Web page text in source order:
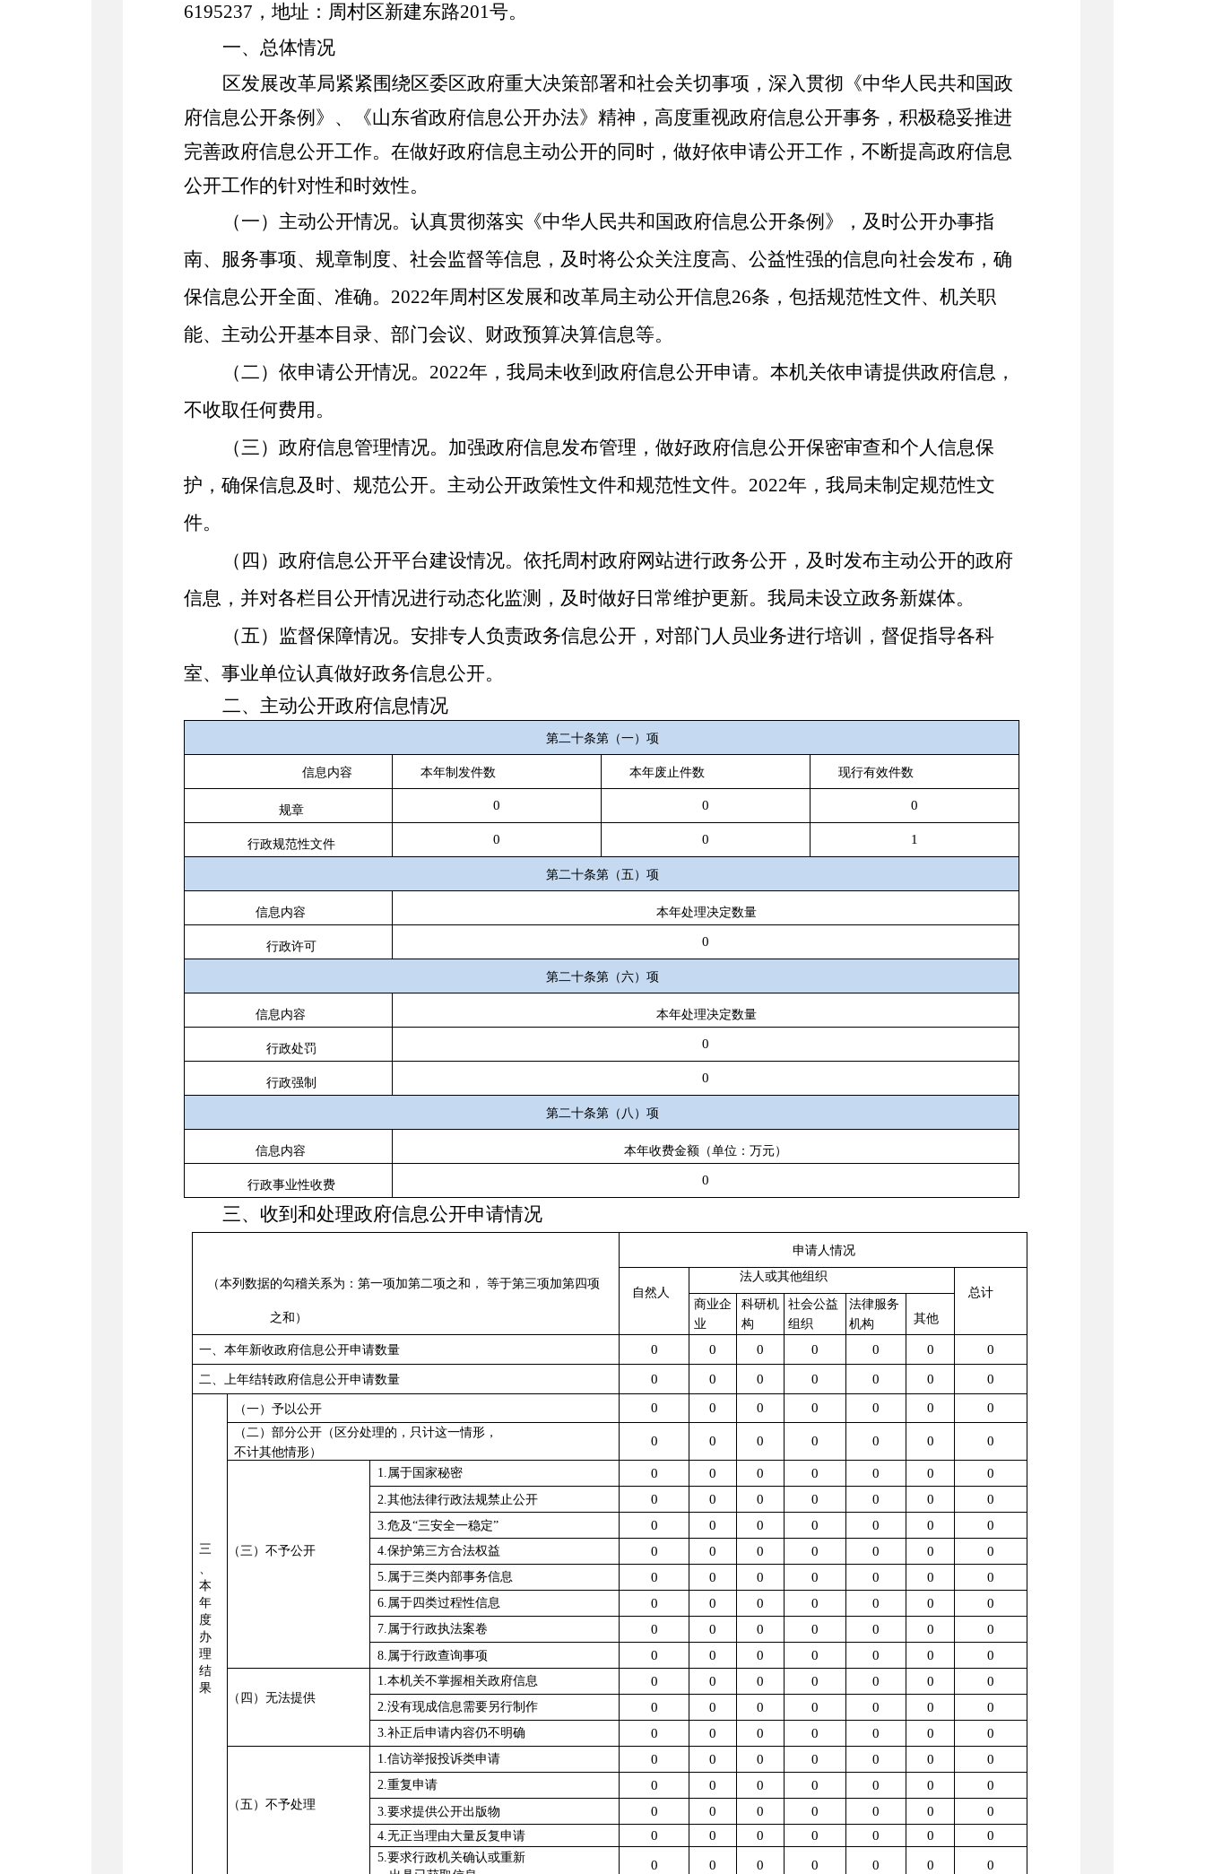
6195237 ，地址： 周村区新建东路201号。
一、 总体情况
区发展改革局紧紧围绕区委区政府重大决策部署和社会关切事项，深入贯彻《中华人民共和国政
府信息公开条例》、《山东省政府信息公开办法》精神，高度重视政府信息公开事务，积极稳妥推进
完善政府信息公开工作。在做好政府信息主动公开的同时，做好依申请公开工作，不断提高政府信息
公开工作的针对性和时效性。
（一）主动公开情况。 认真贯彻落实《中华人民共和国政府信息公开条例》， 及时公开办事指
南、服务事项、规章制度、社会监督等信息，及时将公众关注度高、公益性强的信息向社会发布，确
保信息公开全面、准确。 2022年周村区发展和改革局主动公开信息26条 ， 包括规范性文件、 机关职
能、 主动公开基本目录、部门会议、财政预算决算信息等。
（二）依申请公开情况。 2022年，我局未收到政府信息公开申请。 本机关依申请提供政府信息，
不收取任何费用。
（三）政府信息管理情况。加强政府信息发布管理，做好政府信息公开保密审查和个人信息保
护，确保信息及时、规范公开。主动公开政策性文件和规范性文件。 2022年，我局未制定规范性文
件。
（四）政府信息公开平台建设情况。 依托周村政府网站进行政务公开，及时发布主动公开的政府
信息，并对各栏目公开情况进行动态化监测，及时做好日常维护更新。我局未设立政务新媒体。
（五）监督保障情况。 安排专人负责政务信息公开， 对部门人员业务进行培训，督促指导各科
室、事业单位认真做好政务信息公开。
二、主动公开政府信息情况
第二十条第（一）项
信息内容 本年制发件数 本年废止件数 现行有效件数
规章 0 0 0
行政规范性文件 0 0 1
第二十条第（五）项
信息内容 本年处理决定数量
行政许可 0
第二十条第（六）项
信息内容 本年处理决定数量
行政处罚 0
行政强制 0
第二十条第（八）项
信息内容 本年收费金额（单位：万元）
行政事业性收费 0
三、收到和处理政府信息公开申请情况
（本列数据的勾稽关系为：第一项加第二项之和， 等于第三项加第四项
之和）
申请人情况
自然人
法人或其他组织
总计
商业企
业
科研机
构
社会公益
组织
法律服务
机构
其他
一、本年新收政府信息公开申请数量 0 0 0 0 0 0 0
二、上年结转政府信息公开申请数量 0 0 0 0 0 0 0
三
本
年
度
办
理
结
果
（一）予以公开 0 0 0 0 0 0 0
（二）部分公开（区分处理的，只计这一情形，
不计其他情形）
0 0 0 0 0 0 0
（三）不予公开
1.属于国家秘密 0 0 0 0 0 0 0
2.其他法律行政法规禁止公开 0 0 0 0 0 0 0
3.危及“三安全一稳定” 0 0 0 0 0 0 0
4.保护第三方合法权益 0 0 0 0 0 0 0
5.属于三类内部事务信息 0 0 0 0 0 0 0
6.属于四类过程性信息 0 0 0 0 0 0 0
7.属于行政执法案卷 0 0 0 0 0 0 0
8.属于行政查询事项 0 0 0 0 0 0 0
（四）无法提供
1.本机关不掌握相关政府信息 0 0 0 0 0 0 0
2.没有现成信息需要另行制作 0 0 0 0 0 0 0
3.补正后申请内容仍不明确 0 0 0 0 0 0 0
（五）不予处理
1.信访举报投诉类申请 0 0 0 0 0 0 0
2.重复申请 0 0 0 0 0 0 0
3.要求提供公开出版物 0 0 0 0 0 0 0
4.无正当理由大量反复申请 0 0 0 0 0 0 0
5.要求行政机关确认或重新
0 0 0 0 0 0 0